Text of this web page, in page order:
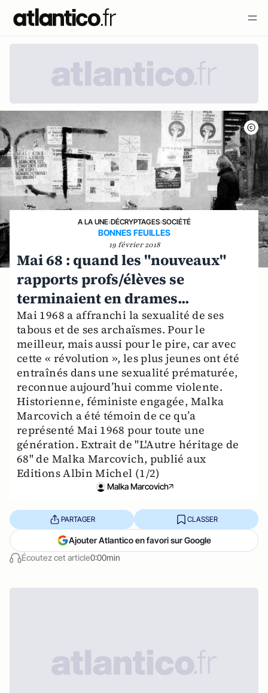
A LA UNE›DÉCRYPTAGES›SOCIÉTÉ
BONNES FEUILLES
19 février 2018
Mai 68 : quand les "nouveaux"
rapports profs/élèves se
terminaient en drames...
Mai 1968 a affranchi la sexualité de ses
tabous et de ses archaïsmes. Pour le
meilleur, mais aussi pour le pire, car avec
cette « révolution », les plus jeunes ont été
entraînés dans une sexualité prématurée,
reconnue aujourd’hui comme violente.
Historienne, féministe engagée, Malka
Marcovich a été témoin de ce qu’a
représenté Mai 1968 pour toute une
génération. Extrait de "L'Autre héritage de
68" de Malka Marcovich, publié aux
Editions Albin Michel (1/2)
Malka Marcovich
Écoutez cet article0:00min
PARTAGER CLASSER
Ajouter Atlantico en favori sur Google